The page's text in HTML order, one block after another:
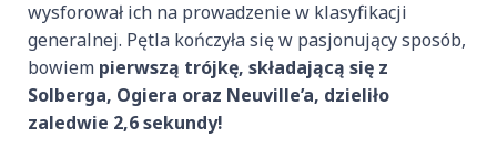
wysforował ich na prowadzenie w klasyfikacji
generalnej. Pętla kończyła się w pasjonujący sposób,
bowiem pierwszą trójkę, składającą się z
Solberga, Ogiera oraz Neuville’a, dzieliło
zaledwie 2,6 sekundy!